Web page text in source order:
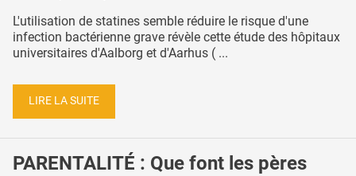
L'utilisation de statines semble réduire le risque d'une
infection bactérienne grave révèle cette étude des hôpitaux
universitaires d'Aalborg et d'Aarhus ( ...
LIRE LA SUITE
PARENTALITÉ : Que font les pères